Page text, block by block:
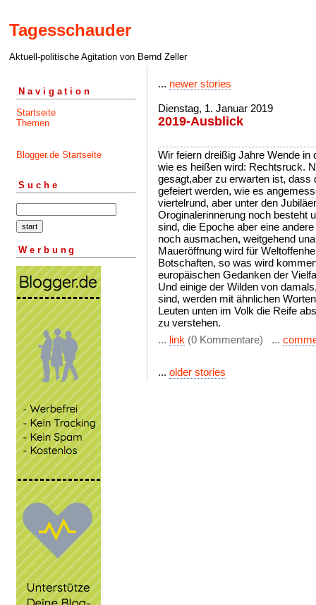
Tagesschauder
Aktuell-politische Agitation von Bernd Zeller
Navigation
Startseite
Themen
Blogger.de Startseite
Suche
Werbung
... newer stories
Dienstag, 1. Januar 2019
2019-Ausblick
Wir feiern dreißig Jahre Wende
wie es heißen wird: Rechtsruck.
gesagt,aber zu erwarten ist,
gefeiert werden, wie es
viertelrund, aber unter den
Oroginalerinnerung noch besteht
sind, die Epoche aber eine
noch ausmachen, weitgehend
Maueröffnung wird für
Botschaften, so was wird
europäischen Gedanken der
Und einige der Wilden von
sind, werden mit ähnlichen
Leuten unten im Volk die Reife
zu verstehen.
... link (0 Kommentare) ...
... older stories